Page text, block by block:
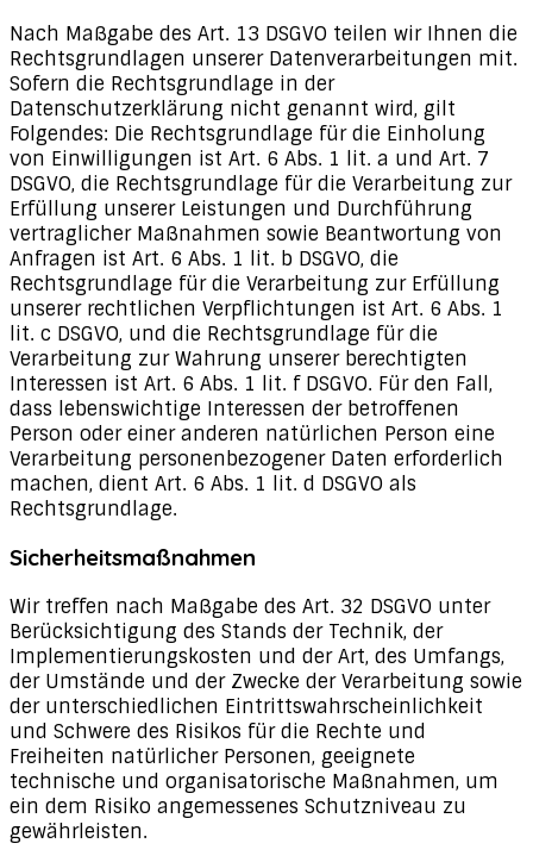
Nach Maßgabe des Art. 13 DSGVO teilen wir Ihnen die
Rechtsgrundlagen unserer Datenverarbeitungen mit.
Sofern die Rechtsgrundlage in der
Datenschutzerklärung nicht genannt wird, gilt
Folgendes: Die Rechtsgrundlage für die Einholung
von Einwilligungen ist Art. 6 Abs. 1 lit. a und Art. 7
DSGVO, die Rechtsgrundlage für die Verarbeitung zur
Erfüllung unserer Leistungen und Durchführung
vertraglicher Maßnahmen sowie Beantwortung von
Anfragen ist Art. 6 Abs. 1 lit. b DSGVO, die
Rechtsgrundlage für die Verarbeitung zur Erfüllung
unserer rechtlichen Verpflichtungen ist Art. 6 Abs. 1
lit. c DSGVO, und die Rechtsgrundlage für die
Verarbeitung zur Wahrung unserer berechtigten
Interessen ist Art. 6 Abs. 1 lit. f DSGVO. Für den Fall,
dass lebenswichtige Interessen der betroffenen
Person oder einer anderen natürlichen Person eine
Verarbeitung personenbezogener Daten erforderlich
machen, dient Art. 6 Abs. 1 lit. d DSGVO als
Rechtsgrundlage.
Sicherheitsmaßnahmen
Wir treffen nach Maßgabe des Art. 32 DSGVO unter
Berücksichtigung des Stands der Technik, der
Implementierungskosten und der Art, des Umfangs,
der Umstände und der Zwecke der Verarbeitung sowie
der unterschiedlichen Eintrittswahrscheinlichkeit
und Schwere des Risikos für die Rechte und
Freiheiten natürlicher Personen, geeignete
technische und organisatorische Maßnahmen, um
ein dem Risiko angemessenes Schutzniveau zu
gewährleisten.